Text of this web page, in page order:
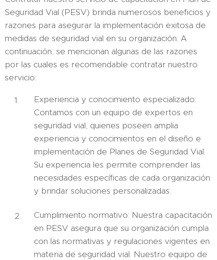
Seguridad Vial (PESV) brinda numerosos beneficios y
razones para asegurar la implementación exitosa de
medidas de seguridad vial en su organización. A
continuación, se mencionan algunas de las razones
por las cuales es recomendable contratar nuestro
servicio:
Experiencia y conocimiento especializado:
Contamos con un equipo de expertos en
seguridad vial, quienes poseen amplia
experiencia y conocimientos en el diseño e
implementación de Planes de Seguridad Vial.
Su experiencia les permite comprender las
necesidades específicas de cada organización
y brindar soluciones personalizadas.
Cumplimiento normativo: Nuestra capacitación
en PESV asegura que su organización cumpla
con las normativas y regulaciones vigentes en
materia de seguridad vial. Nuestro equipo de